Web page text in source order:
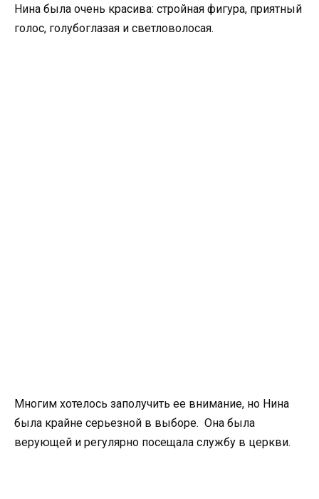
Нина была очень красива: стройная фигура, приятный
голос, голубоглазая и светловолосая.
Многим хотелось заполучить ее внимание, но Нина
была крайне серьезной в выборе. Она была
верующей и регулярно посещала службу в церкви.